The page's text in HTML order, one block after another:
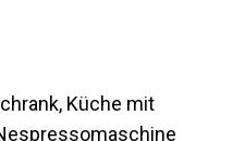
Küche mit